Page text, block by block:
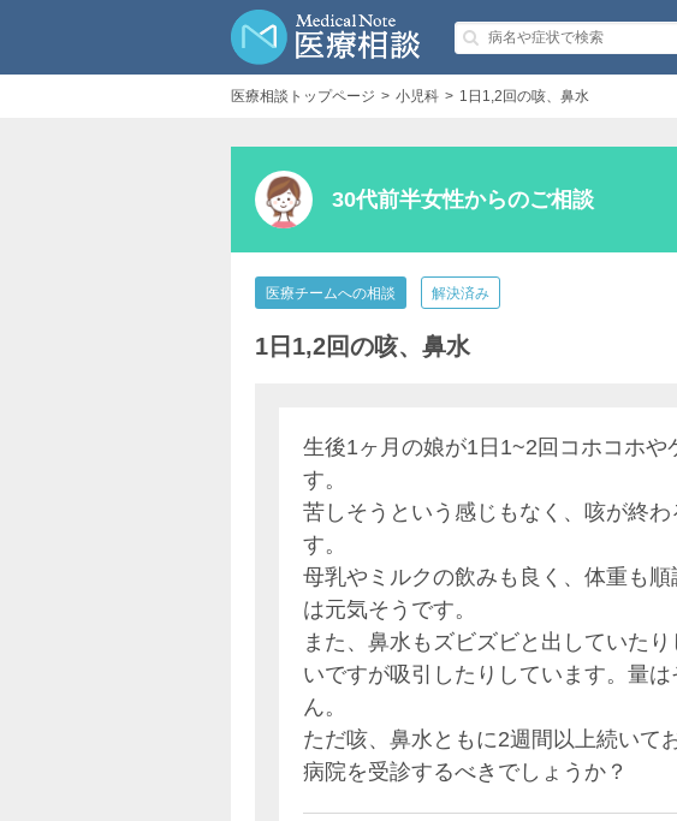
医療相談トップページ 小児科 1日1,2回の咳、鼻水
30代前半女性からのご相談
医療チームへの相談 解決済み
1日1,2回の咳、鼻水
生後1ヶ月の娘が1日1~2回コホコホや
す。
苦しそうという感じもなく、咳が終わ
す。
母乳やミルクの飲みも良く、体重も
は元気そうです。
また、鼻水もズビズビと出していた
いですが吸引したりしています。量
ん。
ただ咳、鼻水ともに2週間以上続いて
病院を受診するべきでしょうか？